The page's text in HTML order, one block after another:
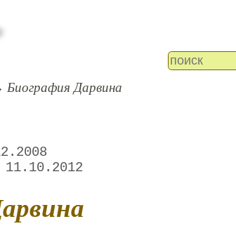
Биография Дарвина
11.10.2012